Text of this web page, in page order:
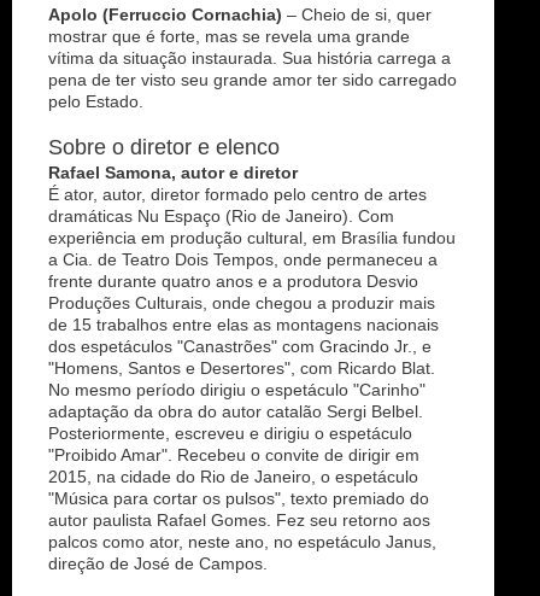
Apolo (Ferruccio Cornachia) – Cheio de si, quer
mostrar que é forte, mas se revela uma grande
vítima da situação instaurada. Sua história carrega a
pena de ter visto seu grande amor ter sido carregado
pelo Estado.
Sobre o diretor e elenco
Rafael Samona, autor e diretor
É ator, autor, diretor formado pelo centro de artes
dramáticas Nu Espaço (Rio de Janeiro). Com
experiência em produção cultural, em Brasília fundou
a Cia. de Teatro Dois Tempos, onde permaneceu a
frente durante quatro anos e a produtora Desvio
Produções Culturais, onde chegou a produzir mais
de 15 trabalhos entre elas as montagens nacionais
dos espetáculos "Canastrões" com Gracindo Jr., e
"Homens, Santos e Desertores", com Ricardo Blat.
No mesmo período dirigiu o espetáculo "Carinho"
adaptação da obra do autor catalão Sergi Belbel.
Posteriormente, escreveu e dirigiu o espetáculo
"Proibido Amar". Recebeu o convite de dirigir em
2015, na cidade do Rio de Janeiro, o espetáculo
"Música para cortar os pulsos", texto premiado do
autor paulista Rafael Gomes. Fez seu retorno aos
palcos como ator, neste ano, no espetáculo Janus,
direção de José de Campos.